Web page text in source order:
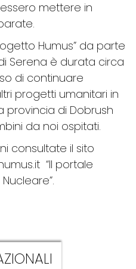
mettere in
Humus” da parte
Serena è durata circa
di continuare
progetti umanitari in
provincia di Dobrush
da noi ospitati.
consultate il sito
“Il portale